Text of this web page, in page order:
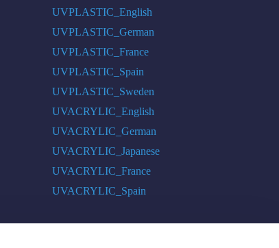
UVPLASTIC_English
UVPLASTIC_German
UVPLASTIC_France
UVPLASTIC_Spain
UVPLASTIC_Sweden
UVACRYLIC_English
UVACRYLIC_German
UVACRYLIC_Japanese
UVACRYLIC_France
UVACRYLIC_Spain